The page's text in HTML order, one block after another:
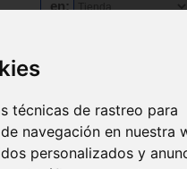
técnicas de rastreo para
navegación en nuestra
personalizados y
en: